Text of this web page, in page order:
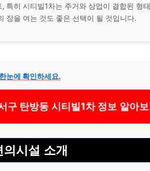
특히 시티빌1차는 주거와 상업이 결합된 형
장을 여는 것도 좋은 선택이 될 것입니다.
눈에 확인하세요.
탄방동 시티빌1차 정보 알아
시설 소개